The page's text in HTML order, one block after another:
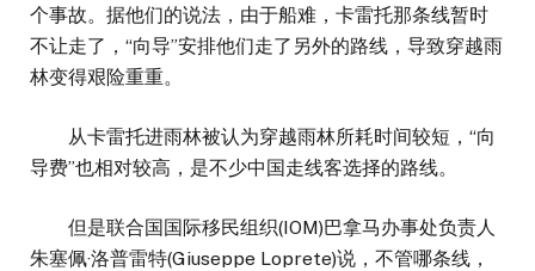
个事故。据他们的说法，由于船难，卡雷托那条线暂时
不让走了，“向导”安排他们走了另外的路线，导致穿越雨
林变得艰险重重。
从卡雷托进雨林被认为穿越雨林所耗时间较短，“向
导费”也相对较高，是不少中国走线客选择的路线。
但是联合国国际移民组织(IOM)巴拿马办事处负责人
朱塞佩·洛普雷特(Giuseppe Loprete)说，不管哪条线，